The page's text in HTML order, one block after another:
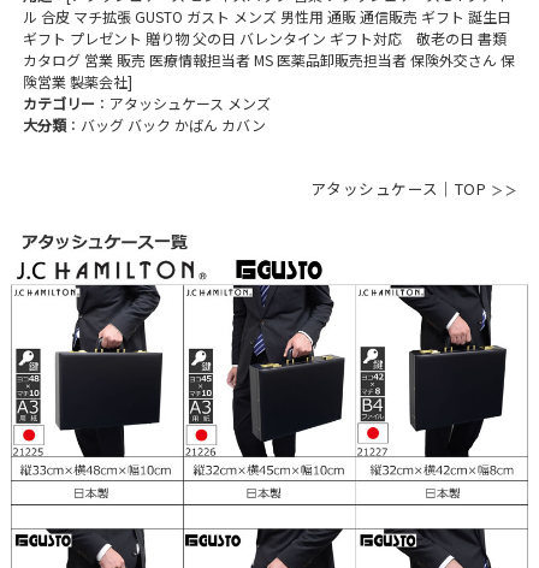
ル 合皮 マチ拡張 GUSTO ガスト メンズ 男性用 通販 通信販売 ギフト 誕生日
ギフト プレゼント 贈り物 父の日 バレンタイン ギフト対応 敬老の日 書類
カタログ 営業 販売 医療情報担当者 MS 医薬品卸販売担当者 保険外交さん 保
険営業 製薬会社]
カテゴリー ：アタッシュケース メンズ
大分類：バッグ バック かばん カバン
アタッシュケース｜TOP